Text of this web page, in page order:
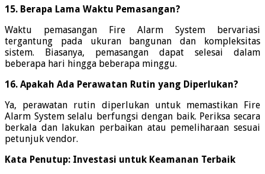
15. Berapa Lama Waktu Pemasangan?
Waktu pemasangan Fire Alarm System bervariasi
tergantung pada ukuran bangunan dan kompleksitas
sistem. Biasanya, pemasangan dapat selesai dalam
beberapa hari hingga beberapa minggu.
16. Apakah Ada Perawatan Rutin yang Diperlukan?
Ya, perawatan rutin diperlukan untuk memastikan Fire
Alarm System selalu berfungsi dengan baik. Periksa secara
berkala dan lakukan perbaikan atau pemeliharaan sesuai
petunjuk vendor.
Kata Penutup: Investasi untuk Keamanan Terbaik